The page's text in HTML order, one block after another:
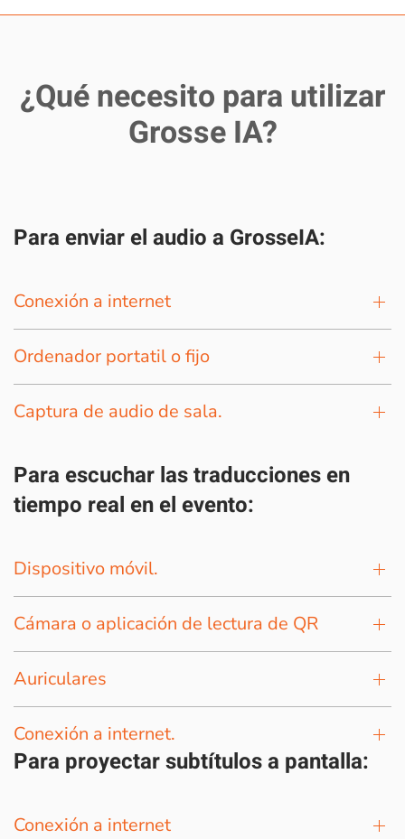
¿Qué necesito para utilizar
Grosse IA?
Para enviar el audio a GrosseIA:
Conexión a internet
Ordenador portatil o fijo
Captura de audio de sala.
Para escuchar las traducciones en
tiempo real en el evento:
Dispositivo móvil.
Cámara o aplicación de lectura de QR
Auriculares
Conexión a internet.
Para proyectar subtítulos a pantalla:
Conexión a internet